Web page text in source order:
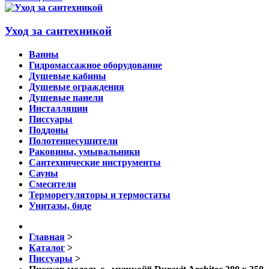
Уход за сантехникой
Ванны
Гидромассажное оборудование
Душевые кабины
Душевые ограждения
Душевые панели
Инсталляции
Писсуары
Поддоны
Полотенцесушители
Раковины, умывальники
Сантехнические инструменты
Сауны
Смесители
Терморегуляторы и термостаты
Унитазы, биде
Главная >
Каталог >
Писсуары >